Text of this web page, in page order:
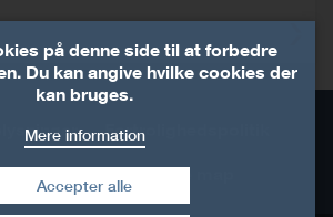
Fortrolighedspolitik
Site map
på denne side til at forbedre
Du kan angive hvilke cookies der
kan bruges.
Mere information
Accepter alle